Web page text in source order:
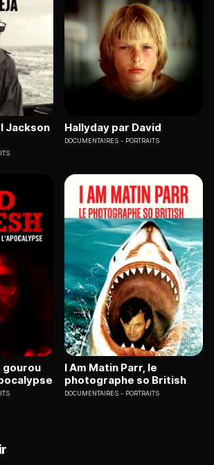
Jackson
Hallyday par David
DOCUMENTAIRES PORTRAITS
gourou
I Am Matin Parr, le
photographe so British
DOCUMENTAIRES PORTRAITS